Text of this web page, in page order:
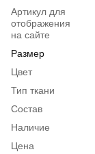
Артикул для
отображения
на сайте
Размер
Цвет
Тип ткани
Состав
Наличие
Цена